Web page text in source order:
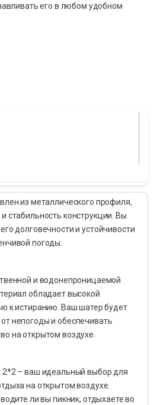
его в любом удобном
из металлического профиля,
стабильность конструкции. Вы
долговечности и устойчивости
погоды.
и водонепроницаемой
обладает высокой
к истиранию. Ваш шатер будет
непогоды и обеспечивать
на открытом воздухе.
– ваш идеальный выбор для
на открытом воздухе.
ли вы пикник, отдыхаете во